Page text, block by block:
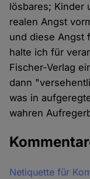
lösbares; Kinder
realen Angst
und diese Angst
halte ich für
Fischer-Verlag
dann
was in
wahren
Netiquette für